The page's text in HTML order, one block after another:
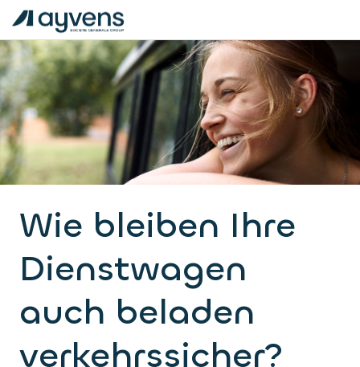
Wie bleiben Ihre
Dienstwagen
auch beladen
verkehrssicher?